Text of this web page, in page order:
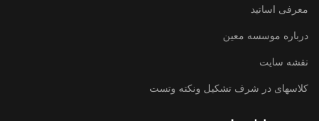
معرفی اساتید
درباره موسسه معین
نقشه سایت
کلاسهای در شرف تشکیل ونکته وتست